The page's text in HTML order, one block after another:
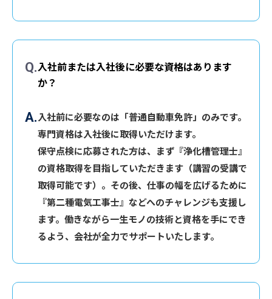
入社前または入社後に必要な資格はあります
か？
入社前に必要なのは「普通自動車免許」のみです。
専門資格は入社後に取得いただけます。
保守点検に応募された方は、まず『浄化槽管理士』
の資格取得を目指していただきます（講習の受講で
取得可能です）。その後、仕事の幅を広げるために
『第二種電気工事士』などへのチャレンジも支援し
ます。働きながら一生モノの技術と資格を手にでき
るよう、会社が全力でサポートいたします。